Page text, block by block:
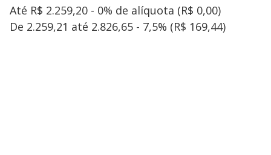
Até R$ 2.259,20 - 0% de alíquota (R$ 0,00)
De 2.259,21 até 2.826,65 - 7,5% (R$ 169,44)